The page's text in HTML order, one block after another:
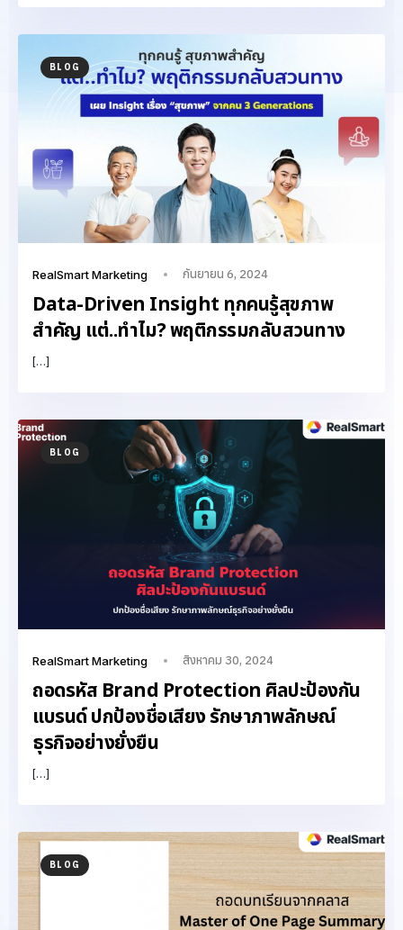
BLOG
RealSmart Marketing กันยายน 6, 2024
Data-Driven Insight ทุกคนรู้สุขภาพ
สำคัญ แต่..ทำไม? พฤติกรรมกลับสวนทาง
[…]
BLOG
RealSmart Marketing สิงหาคม 30, 2024
ถอดรหัส Brand Protection ศิลปะป้องกัน
แบรนด์ ปกป้องชื่อเสียง รักษาภาพลักษณ์
ธุรกิจอย่างยั่งยืน
[…]
BLOG